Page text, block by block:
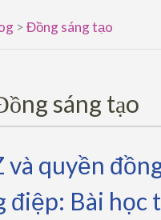
>Đồng sáng tạo
sáng tạo
và quyền
điệp: Bài học